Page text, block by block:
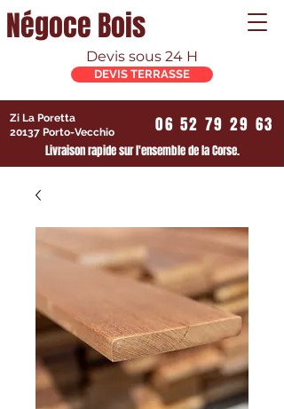
Négoce Bois
06 52 79 29 63
Zi La Poretta
20137 Porto-Vecchio
Livraison rapide sur l'ensemble de la Corse.
Devis sous 24 H
DEVIS TERRASSE